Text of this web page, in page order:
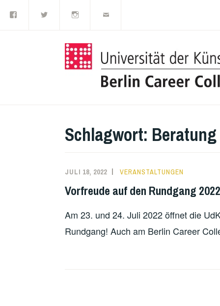
Inhalt
Schlagwort: Beratung
JULI 18, 2022 VERANSTALTUNGEN
Vorfreude auf den Rundgang 2022
Am 23. und 24. Juli 2022 öffnet die
Rundgang! Auch am Berlin Career